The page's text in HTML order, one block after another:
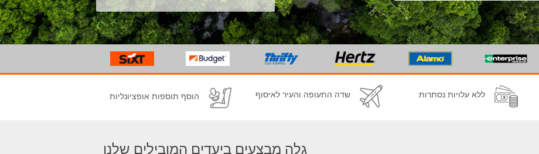
ללא עלויות נסתרות שדה התעופה והעיר לאיסוף הוסף תוספות אופציונליות
גלה מבצעים ביעדים המובילים שלנו